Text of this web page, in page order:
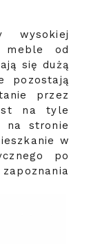
wysokiej
meble od
się dużą
pozostają
przez
na tyle
na stronie
w
po